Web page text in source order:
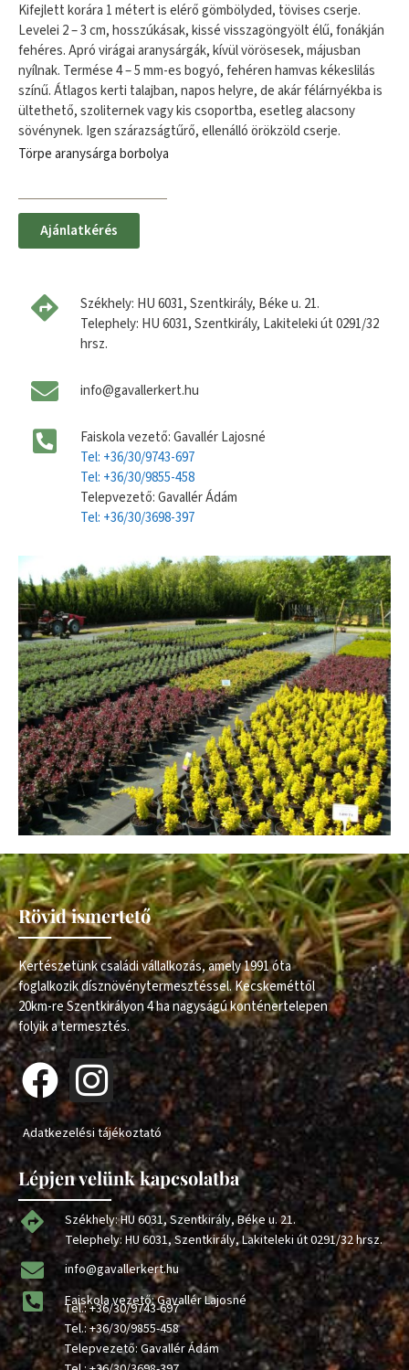
Kifejlett korára 1 métert is elérő gömbölyded, tövises cserje.
Levelei 2 – 3 cm, hosszúkásak, kissé visszagöngyölt élű, fonákján
fehéres. Apró virágai aranysárgák, kívül vörösesek, májusban
nyílnak. Termése 4 – 5 mm-es bogyó, fehéren hamvas kékeslilás
színű. Átlagos kerti talajban, napos helyre, de akár félárnyékba is
ültethető, szoliternek vagy kis csoportba, esetleg alacsony
sövénynek. Igen szárazságtűrő, ellenálló örökzöld cserje.
Törpe aranysárga borbolya
Ajánlatkérés
Székhely: HU 6031, Szentkirály, Béke u. 21.
Telephely: HU 6031, Szentkirály, Lakiteleki út 0291/32
hrsz.
info@gavallerkert.hu
Faiskola vezető: Gavallér Lajosné
Tel: +36/30/9743-697
Tel: +36/30/9855-458
Telepvezető: Gavallér Ádám
Tel: +36/30/3698-397
Rövid ismertető
Kertészetünk családi vállalkozás, amely 1991 óta
foglalkozik dísznövénytermesztéssel. Kecskeméttől
20km-re Szentkirályon 4 ha nagyságú konténertelepen
folyik a termesztés.
Adatkezelési tájékoztató
Lépjen velünk kapcsolatba
Székhely: HU 6031, Szentkirály, Béke u. 21.
Telephely: HU 6031, Szentkirály, Lakiteleki út 0291/32 hrsz.
info@gavallerkert.hu
Faiskola vezető: Gavallér Lajosné
Tel.:+36/30/9743-697
Tel.:+36/30/9855-458
Telepvezető: Gavallér Ádám